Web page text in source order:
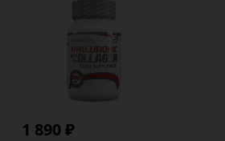
1 890 ₽